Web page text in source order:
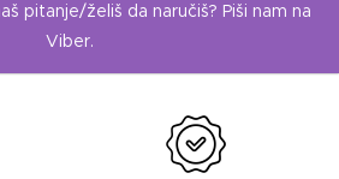
pitanje/želiš da naručiš? Piši nam na
Viber.